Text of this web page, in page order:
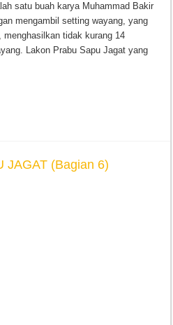
satu buah karya Muhammad Bakir
mengambil setting wayang, yang
menghasilkan tidak kurang 14
Lakon Prabu Sapu Jagat yang
JAGAT (Bagian 6)